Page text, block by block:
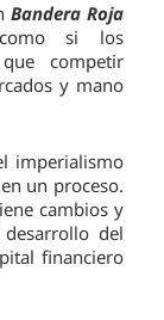
Bandera Roja
como si los
competir
y mano
imperialismo
un proceso.
cambios y
del
financiero